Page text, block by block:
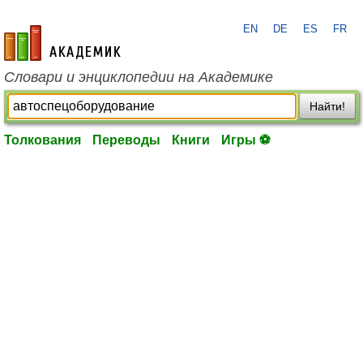
academic.ru
EN DE ES FR
Словари и энциклопедии на Академике
Найти!
Толкования Переводы Книги Игры ⚽